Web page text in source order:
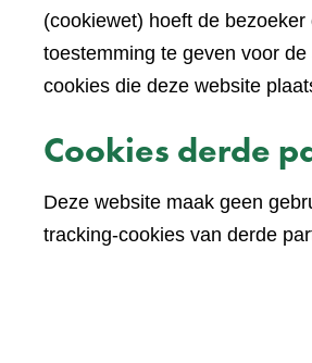
(cookiewet) hoeft de bezoeker
toestemming te geven voor
cookies die deze website
Cookies derde
Deze website maak geen
tracking-cookies van derde